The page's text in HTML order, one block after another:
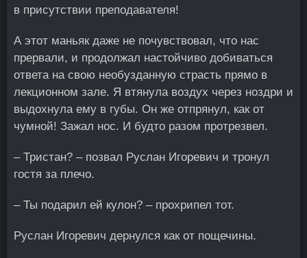
в присутствии преподавателя!
А этот маньяк даже не почувствовал, что нас
прервали, и продолжал настойчиво добиваться
ответа на свою необузданную страсть прямо в
лекционном зале. Я втянула воздух через ноздри и
выдохнула ему в губы. Он же отпрянул, как от
чумной! Зажал нос. И будто разом протрезвел.
– Тристан? – позвал Руслан Игоревич и тронул
гостя за плечо.
– Ты подарил ей кулон? – прохрипел тот.
Руслан Игоревич дернулся как от пощечины.